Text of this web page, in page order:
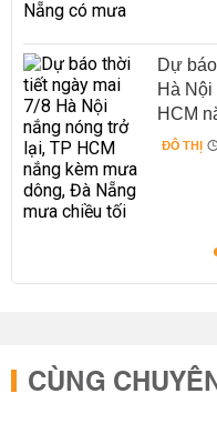
Dự
Hà
HCM
Nẵng
ĐÔ THỊ
CÙNG